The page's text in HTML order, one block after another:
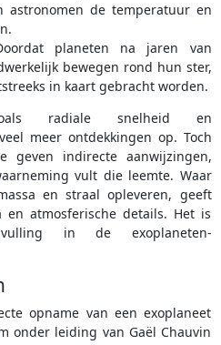
de temperatuur en
planeten na jaren van
bewegen rond hun ster,
in kaart gebracht worden.
radiale snelheid en
meer ontdekkingen op. Toch
geven indirecte aanwijzingen,
vult die leemte. Waar
en straal opleveren, geeft
atmosferische details. Het is
in de exoplaneten-
opname van een exoplaneet
onder leiding van Gaël Chauvin